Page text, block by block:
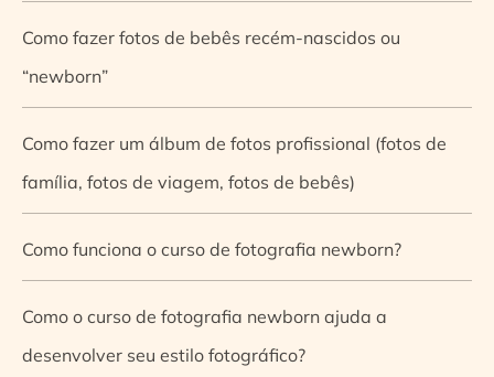
Como fazer fotos de bebês recém-nascidos ou
“newborn”
Como fazer um álbum de fotos profissional (fotos de
família, fotos de viagem, fotos de bebês)
Como funciona o curso de fotografia newborn?
Como o curso de fotografia newborn ajuda a
desenvolver seu estilo fotográfico?